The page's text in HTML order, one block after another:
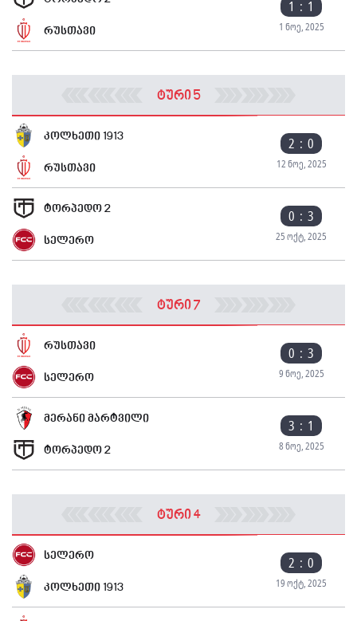
1 : 1
1 ნოე, 2025
რუსთავი
ტური 5
კოლხეთი 1913 2 : 0
12 ნოე, 2025
რუსთავი
ტორპედო 2 0 : 3
25 ოქტ, 2025
სელერო
ტური 7
რუსთავი 0 : 3
9 ნოე, 2025
სელერო
მერანი მარტვილი 3 : 1
8 ნოე, 2025
ტორპედო 2
ტური 4
სელერო 2 : 0
19 ოქტ, 2025
კოლხეთი 1913